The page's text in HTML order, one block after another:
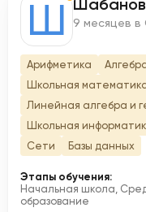
Ш 9 месяцев в
Арифметика
Школьная
Линейная алгебра и
Школьная
Сети
Базы данных
Этапы обучения:
Начальная школа,
образование